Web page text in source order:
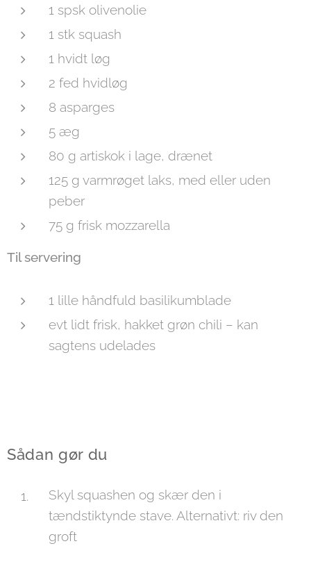
1 spsk olivenolie
1 stk squash
1 hvidt løg
2 fed hvidløg
8 asparges
5 æg
80 g artiskok i lage, drænet
125 g varmrøget laks, med eller uden
peber
75 g frisk mozzarella
Til servering
1 lille håndfuld basilikumblade
evt lidt frisk, hakket grøn chili – kan
sagtens udelades
Sådan gør du
Skyl squashen og skær den i
tændstiktynde stave. Alternativt: riv den
groft